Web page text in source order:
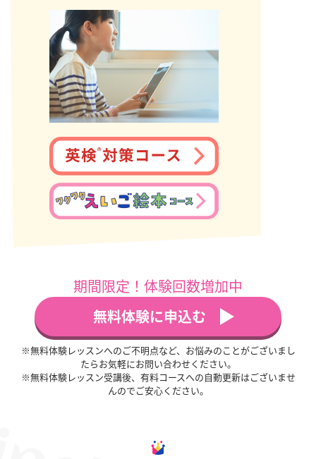
期間限定！体験回数増加中
無料体験に申込む
※無料体験レッスンへのご不明点など、お悩みのことがございまし
たらお気軽にお問い合わせください。
※無料体験レッスン受講後、有料コースへの自動更新はございませ
んのでご安心ください。